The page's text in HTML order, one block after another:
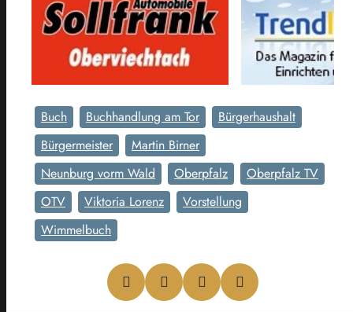
Buch Buchhandlung am Tor
Bürgerhaushalt
Bürgermeister
Martin Birner
Neunburg vorm Wald
Oberpfalz
Oberpfalz TV
OTV
Viktoria Lorenz
Vorstellung
Wimmelbuch